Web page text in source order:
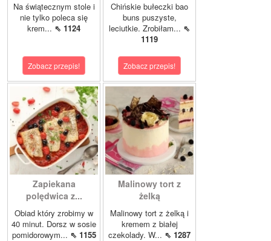
Na świątecznym stole i
nie tylko poleca się
krem... ⇖ 1124
Zobacz przepis!
Chińskie bułeczki bao
buns puszyste,
leciutkie. Zrobiłam... ⇖
1119
Zobacz przepis!
Zapiekana
polędwica z...
Obiad który zrobimy w
40 minut. Dorsz w sosie
pomidorowym... ⇖ 1155
Malinowy tort z
żelką
Malinowy tort z żelką i
kremem z białej
czekolady. W... ⇖ 1287